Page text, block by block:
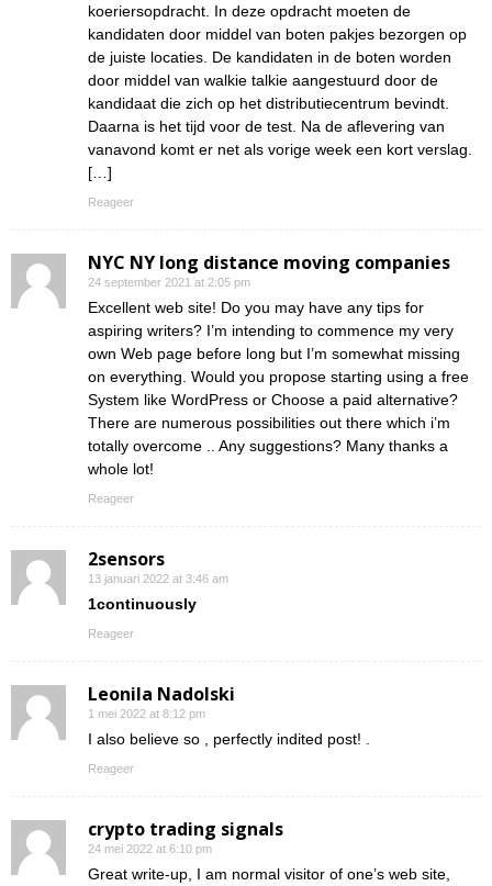
koeriersopdracht. In deze opdracht moeten de
kandidaten door middel van boten pakjes bezorgen op
de juiste locaties. De kandidaten in de boten worden
door middel van walkie talkie aangestuurd door de
kandidaat die zich op het distributiecentrum bevindt.
Daarna is het tijd voor de test. Na de aflevering van
vanavond komt er net als vorige week een kort verslag.
[…]
Reageer
NYC NY long distance moving companies
24 september 2021 at 2:05 pm
Excellent web site! Do you may have any tips for
aspiring writers? I’m intending to commence my very
own Web page before long but I’m somewhat missing
on everything. Would you propose starting using a free
System like WordPress or Choose a paid alternative?
There are numerous possibilities out there which i’m
totally overcome .. Any suggestions? Many thanks a
whole lot!
Reageer
2sensors
13 januari 2022 at 3:46 am
1continuously
Reageer
Leonila Nadolski
1 mei 2022 at 8:12 pm
I also believe so , perfectly indited post! .
Reageer
crypto trading signals
24 mei 2022 at 6:10 pm
Great write-up, I am normal visitor of one’s web site,